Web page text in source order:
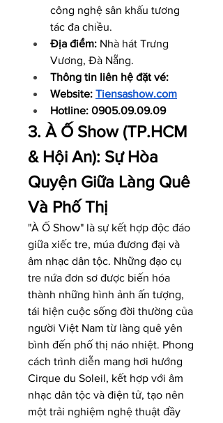
công nghệ sân khấu tương
tác đa chiều.
Địa điểm: Nhà hát Trưng
Vương, Đà Nẵng.
Thông tin liên hệ đặt vé:
Website: Tiensashow.com
Hotline: 0905.09.09.09
3. À Ố Show (TP.HCM
& Hội An): Sự Hòa
Quyện Giữa Làng Quê
Và Phố Thị
"À Ố Show" là sự kết hợp độc đáo
giữa xiếc tre, múa đương đại và
âm nhạc dân tộc. Những đạo cụ
tre nứa đơn sơ được biến hóa
thành những hình ảnh ấn tượng,
tái hiện cuộc sống đời thường của
người Việt Nam từ làng quê yên
bình đến phố thị náo nhiệt. Phong
cách trình diễn mang hơi hướng
Cirque du Soleil, kết hợp với âm
nhạc dân tộc và điện tử, tạo nên
một trải nghiệm nghệ thuật đầy